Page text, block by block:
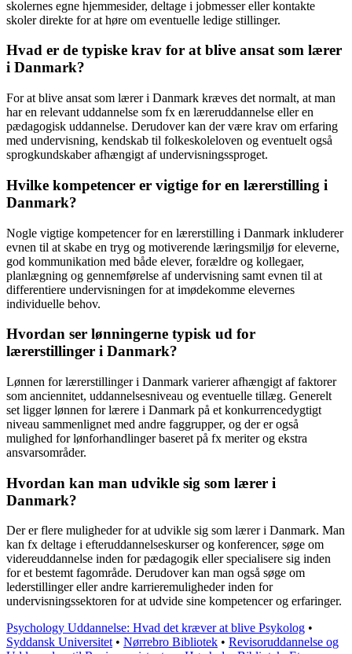
skolernes egne hjemmesider, deltage i jobmesser eller kontakte
skoler direkte for at høre om eventuelle ledige stillinger.
Hvad er de typiske krav for at blive ansat som lærer
i Danmark?
For at blive ansat som lærer i Danmark kræves det normalt, at man
har en relevant uddannelse som fx en læreruddannelse eller en
pædagogisk uddannelse. Derudover kan der være krav om erfaring
med undervisning, kendskab til folkeskoleloven og eventuelt også
sprogkundskaber afhængigt af undervisningssproget.
Hvilke kompetencer er vigtige for en lærerstilling i
Danmark?
Nogle vigtige kompetencer for en lærerstilling i Danmark inkluderer
evnen til at skabe en tryg og motiverende læringsmiljø for eleverne,
god kommunikation med både elever, forældre og kollegaer,
planlægning og gennemførelse af undervisning samt evnen til at
differentiere undervisningen for at imødekomme elevernes
individuelle behov.
Hvordan ser lønningerne typisk ud for
lærerstillinger i Danmark?
Lønnen for lærerstillinger i Danmark varierer afhængigt af faktorer
som anciennitet, uddannelsesniveau og eventuelle tillæg. Generelt
set ligger lønnen for lærere i Danmark på et konkurrencedygtigt
niveau sammenlignet med andre faggrupper, og der er også
mulighed for lønforhandlinger baseret på fx meriter og ekstra
ansvarsområder.
Hvordan kan man udvikle sig som lærer i
Danmark?
Der er flere muligheder for at udvikle sig som lærer i Danmark. Man
kan fx deltage i efteruddannelseskurser og konferencer, søge om
videreuddannelse inden for pædagogik eller specialisere sig inden
for et bestemt fagområde. Derudover kan man også søge om
lederstillinger eller andre karrieremuligheder inden for
undervisningssektoren for at udvide sine kompetencer og erfaringer.
Psychology Uddannelse: Hvad det kræver at blive Psykolog •
Syddansk Universitet • Nørrebro Bibliotek • Revisoruddannelse og